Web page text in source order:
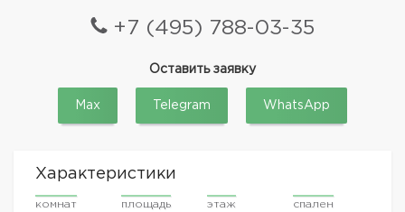
+7 (495) 788-03-35
Оставить заявку
Max Telegram WhatsApp
Характеристики
комнат площадь этаж спален